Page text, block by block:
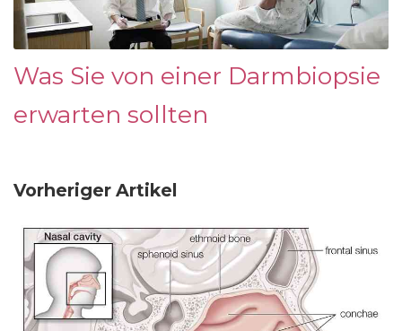
Was Sie von einer Darmbiopsie
erwarten sollten
Vorheriger Artikel